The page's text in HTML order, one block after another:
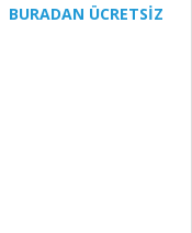
BURADAN ÜCRETSİZ